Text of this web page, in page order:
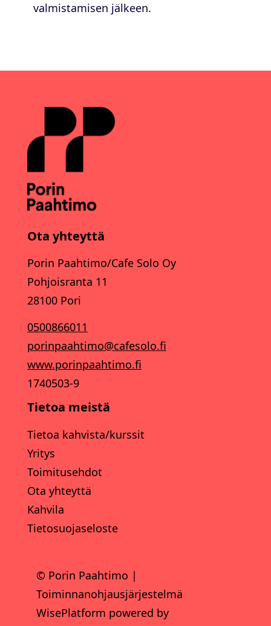
valmistamisen jälkeen.
Ota yhteyttä
Porin Paahtimo/Cafe Solo Oy
Pohjoisranta 11
28100 Pori
0500866011
porinpaahtimo@cafesolo.fi
www.porinpaahtimo.fi
1740503-9
Tietoa meistä
Tietoa kahvista/kurssit
Yritys
Toimitusehdot
Ota yhteyttä
Kahvila
Tietosuojaseloste
© Porin Paahtimo |
Toiminnanohjausjärjestelmä
WisePlatform powered by